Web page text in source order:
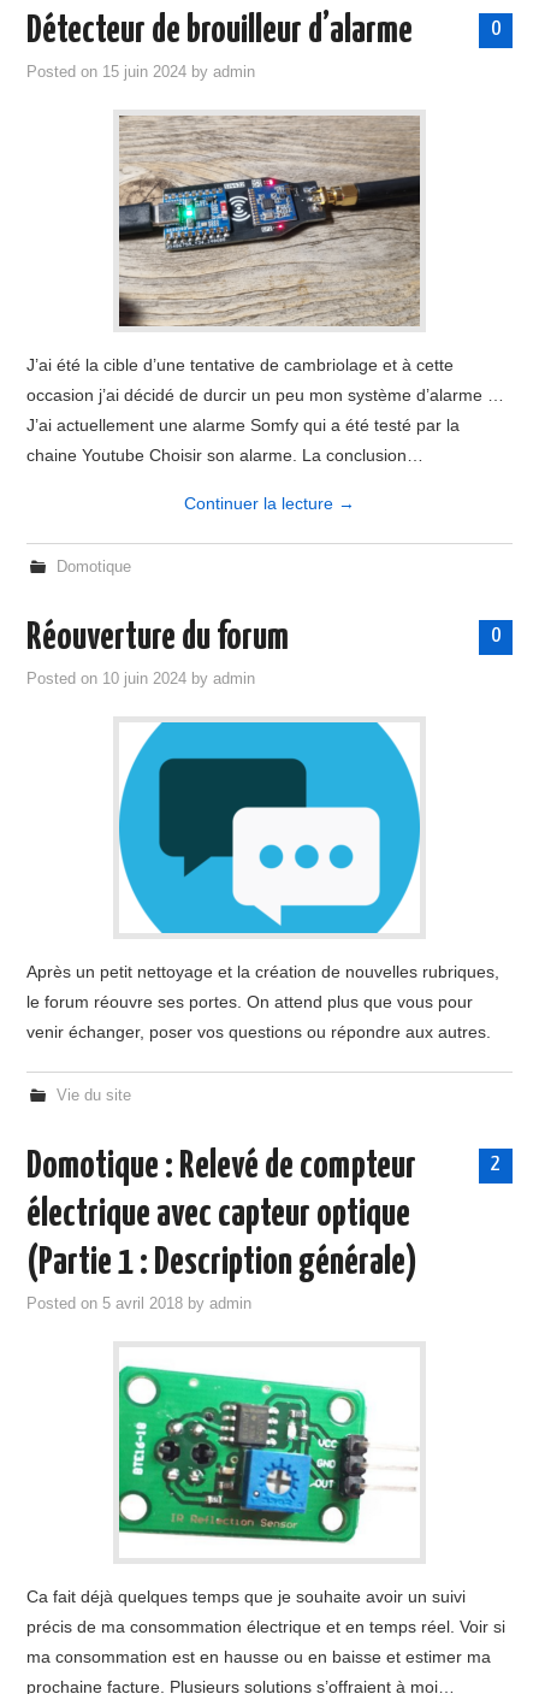
0
Détecteur de brouilleur d’alarme
Posted on 15 juin 2024 byadmin
J’ai été la cible d’une tentative de cambriolage et à cette
occasion j’ai décidé de durcir un peu mon système d’alarme …
J’ai actuellement une alarme Somfy qui a été testé par la
chaine Youtube Choisir son alarme. La conclusion…
Continuer la lecture →
Domotique
0
Réouverture du forum
Posted on 10 juin 2024 byadmin
Après un petit nettoyage et la création de nouvelles rubriques,
le forum réouvre ses portes. On attend plus que vous pour
venir échanger, poser vos questions ou répondre aux autres.
Vie du site
2
Domotique : Relevé de compteur
électrique avec capteur optique
(Partie 1 : Description générale)
Posted on5 avril 2018 byadmin
Ca fait déjà quelques temps que je souhaite avoir un suivi
précis de ma consommation électrique et en temps réel. Voir si
ma consommation est en hausse ou en baisse et estimer ma
prochaine facture. Plusieurs solutions s’offraient à moi…